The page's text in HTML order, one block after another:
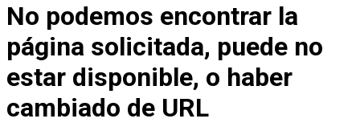
No podemos encontrar la
página solicitada, puede no
estar disponible, o haber
cambiado de URL